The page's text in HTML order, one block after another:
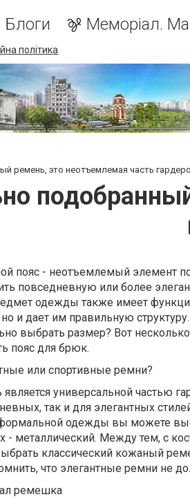
Блоги Меморіал.
політика
ремень, это неотъемлемая часть
пояс - неотъемлемый элемент
повседневную или более
одежды также имеет
и дает им правильную
выбрать размер? Вот
пояс для брюк.
или спортивные ремни?
универсальной частью
так и для элегантных
одежды вы можете
- металлический. Между тем, с
классический кожаный
что элегантные ремни не
ремешка